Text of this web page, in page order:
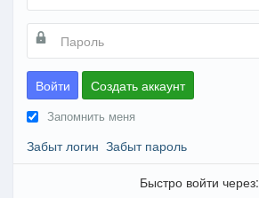
Войти Создать аккаунт
Запомнить меня
Забыт логин Забыт пароль
Быстро войти через: